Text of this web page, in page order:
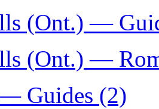
(Ont.) —
(Ont.) —
Guides (2)